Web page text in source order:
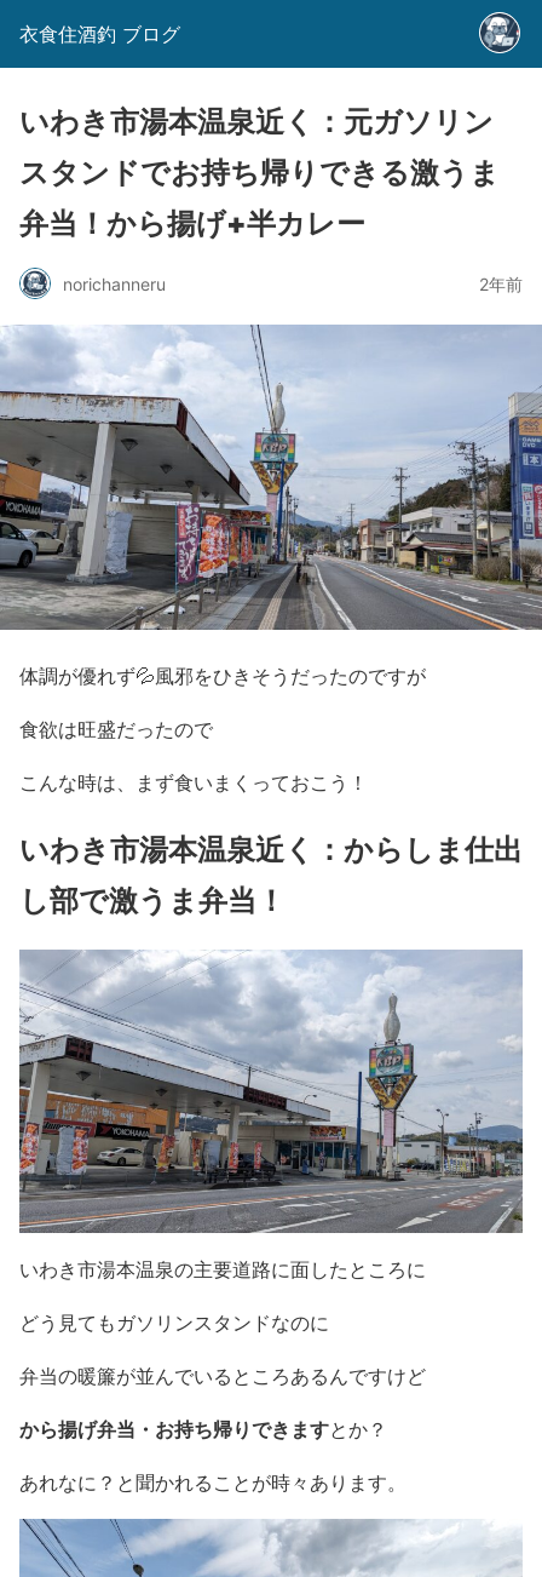
衣食住酒釣 ブログ
いわき市湯本温泉近く：元ガソリン
スタンドでお持ち帰りできる激うま
弁当！から揚げ+半カレー
norichanneru 2年前
体調が優れず💦風邪をひきそうだったのですが
食欲は旺盛だったので
こんな時は、まず食いまくっておこう！
いわき市湯本温泉近く：からしま仕出
し部で激うま弁当！
いわき市湯本温泉の主要道路に面したところに
どう見てもガソリンスタンドなのに
弁当の暖簾が並んでいるところあるんですけど
から揚げ弁当・お持ち帰りできますとか？
あれなに？と聞かれることが時々あります。